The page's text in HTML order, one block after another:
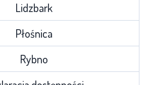
Lidzbark
Płośnica
Rybno